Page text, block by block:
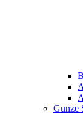
Gunze